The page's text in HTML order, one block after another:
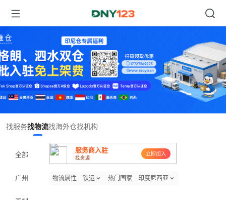
找服务找物流找海外仓找机构
全部
广州
服务商入驻
·找资源
立即加入
物流属性 铁运 热门国家 印度尼西亚